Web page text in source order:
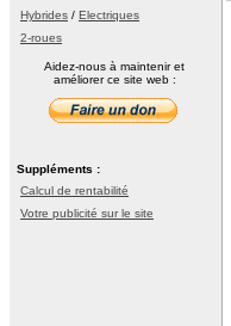
Hybrides / Electriques
2-roues
Aidez-nous à maintenir et
améliorer ce site web :
Suppléments :
Calcul de rentabilité
Votre publicité sur le site